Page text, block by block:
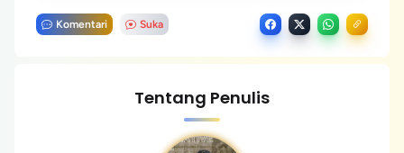
Komentari Suka
Tentang Penulis